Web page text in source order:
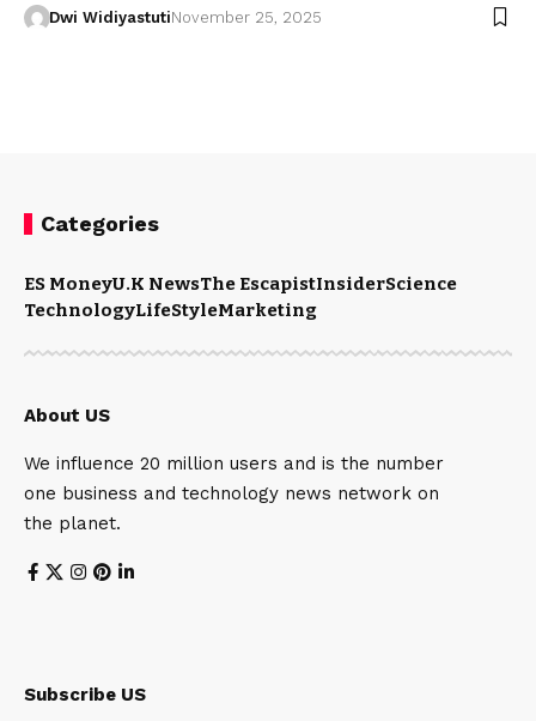
Dwi WidiyastutiNovember 25, 2025
Categories
ES MoneyU.K NewsThe EscapistInsiderScience
TechnologyLifeStyleMarketing
About US
We influence 20 million users and is the number
one business and technology news network on
the planet.
Subscribe US